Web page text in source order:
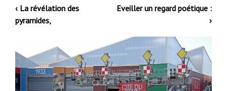
‹ La révélation des
pyramides,
Eveiller un regard poétique :
›